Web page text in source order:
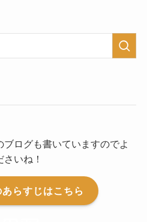
ログも書いていますのでよ
いね！
らすじはこちら